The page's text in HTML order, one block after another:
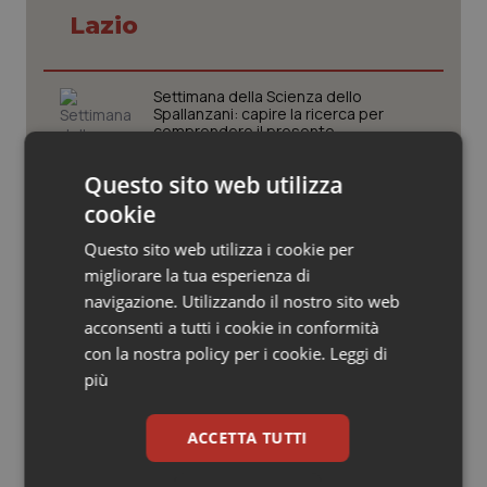
Oncologia & Nutrizione
Psoriasi & pelle
Quotidiano Cardiologia
Quotidiano Chirurgia
Quotidiano Oncologia
Quotidiano Pediatria
Rene & patologie urogenitali
Lazio
Settimana della Scienza dello
Spallanzani: capire la ricerca per
comprendere il presente
Regione Lombardia scrive al ministro
Schillaci: “Gli attuali indicatori non
Case di comunità. La sfida ora è
riempirle di professionisti e servizi. Il
punto della Conferenza delle Regioni
criticità riscontrate, stop al
laboratorio di Embriologia
Questo sito web utilizza
cookie
Questo sito web utilizza i cookie per
migliorare la tua esperienza di
navigazione. Utilizzando il nostro sito web
acconsenti a tutti i cookie in conformità
con la nostra policy per i cookie. Leggi di
più
ACCETTA TUTTI